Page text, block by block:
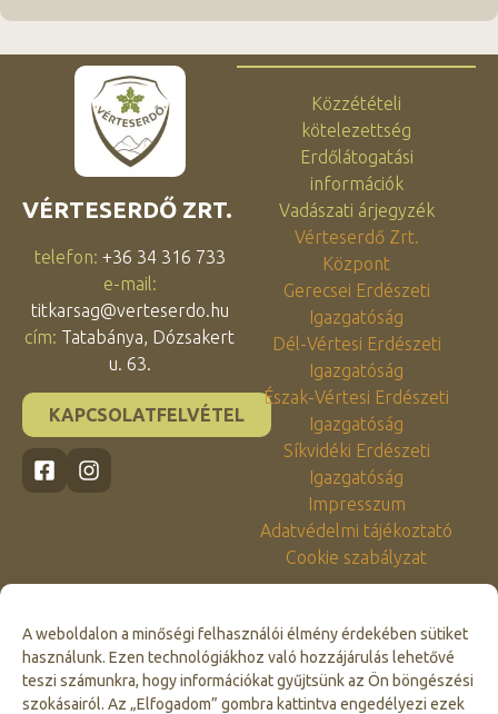
A weboldalon a minőségi felhasználói élmény érdekében sütiket
használunk. Ezen technológiákhoz való hozzájárulás lehetővé
teszi számunkra, hogy információkat gyűjtsünk az Ön böngészési
szokásairól. Az „Elfogadom” gombra kattintva engedélyezi ezek
VÉRTESERDŐ ZRT.
telefon: +36 34 316 733
e-mail:
titkarsag@verteserdo.hu
cím: Tatabánya, Dózsakert
u. 63.
KAPCSOLATFELVÉTEL
Közzétételi
kötelezettség
Erdőlátogatási
információk
Vadászati árjegyzék
Vérteserdő Zrt.
Központ
Gerecsei Erdészeti
Igazgatóság
Dél-Vértesi Erdészeti
Igazgatóság
Észak-Vértesi Erdészeti
Igazgatóság
Síkvidéki Erdészeti
Igazgatóság
Impresszum
Adatvédelmi tájékoztató
Cookie szabályzat